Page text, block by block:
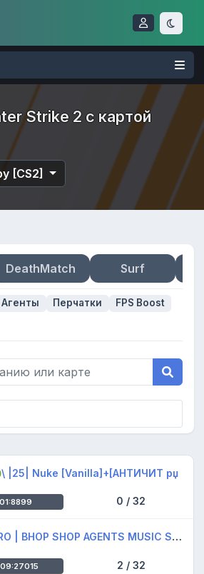
Strike 2 с картой
Выберите игру [CS2]
DeathMatch Surf
Агенты Перчатки
FPS Boost
|25| Nuke [Vanilla]+[AHTИЧИT рџ
0 / 32
| BHOP SHOP AGENTS MUSIC SKINS
2 / 32